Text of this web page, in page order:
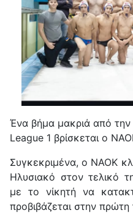
Ένα βήμα μακριά από
League 1 βρίσκεται ο
Συγκεκριμένα, ο ΝΑΟΚ
Ηλυσιακό στον τελικό
με το νίκητή να
προβιβάζεται στην